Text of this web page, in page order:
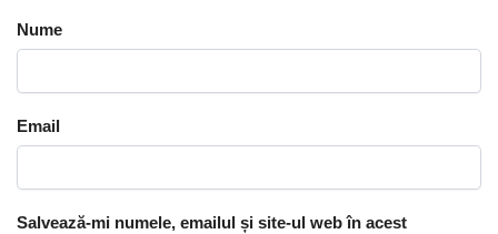
Nume
Email
Salvează-mi numele, emailul și site-ul web în acest